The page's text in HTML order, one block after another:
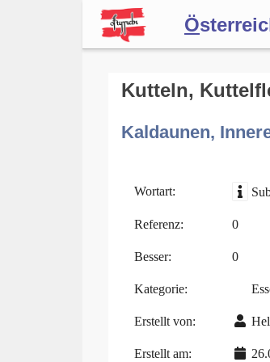
Ö
Forum
Blog
Kutteln,
Kaldaunen,
Wortart:
Referenz: 0
Besser: 0
Kategorie:
Erstellt von:
Erstellt am: